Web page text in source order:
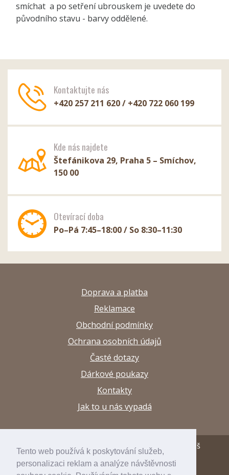
Tento web používá k poskytování služeb,
personalizaci reklam a analýze návštěvnosti
smíchat a po setření ubrouskem je uvedete do
původního stavu - barvy oddělené.
Kontaktujte nás
+420 257 211 620 / +420 722 060 199
Kde nás najdete
Štefánikova 29, Praha 5 – Smíchov,
150 00
Otevírací doba
Po–Pá 7:45–18:00 / So 8:30–11:30
Doprava a platba
Reklamace
Obchodní podmínky
Ochrana osobních údajů
Časté dotazy
Dárkové poukazy
Kontakty
Jak to u nás vypadá
© 2013–2026 Papírnictví a výtvarné potřeby Arttuš
developed byinspirum